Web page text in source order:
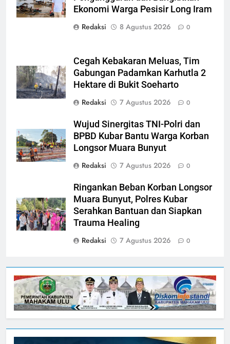
Ekonomi Warga Pesisir Long Iram
Redaksi
8 Agustus 2026 0
Cegah Kebakaran Meluas, Tim
Gabungan Padamkan Karhutla 2
Hektare di Bukit Soeharto
Redaksi
7 Agustus 2026 0
Wujud Sinergitas TNI-Polri dan
BPBD Kubar Bantu Warga Korban
Longsor Muara Bunyut
Redaksi
7 Agustus 2026 0
Ringankan Beban Korban Longsor
Muara Bunyut, Polres Kubar
Serahkan Bantuan dan Siapkan
Trauma Healing
Redaksi
7 Agustus 2026 0